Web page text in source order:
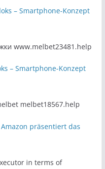
– Smartphone-Konzept
www.melbet23481.help
– Smartphone-Konzept
melbet18567.help
Amazon präsentiert das
in terms of